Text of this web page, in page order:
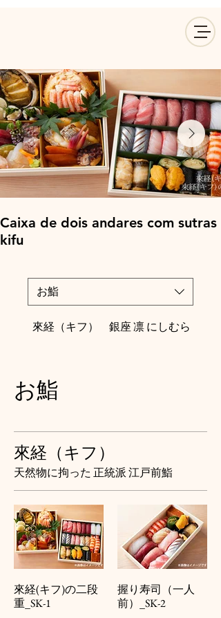
Caixa de dois andares com sutras
kifu
お鮨
來経（キフ） 銀座 凛 にしむら
お鮨
來経（キフ）
天然物に拘った 正統派 江戸前鮨
來経(キフ)の二段
重_SK-1
握り寿司（一人
前）_SK-2